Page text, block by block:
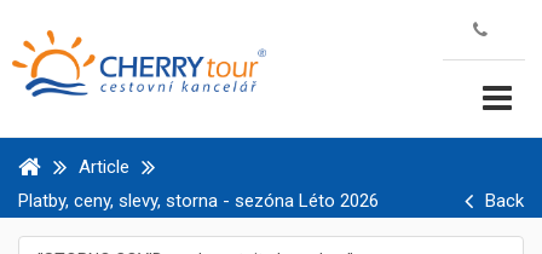
Article
Platby, ceny, slevy, storna - sezóna Léto 2026
Back